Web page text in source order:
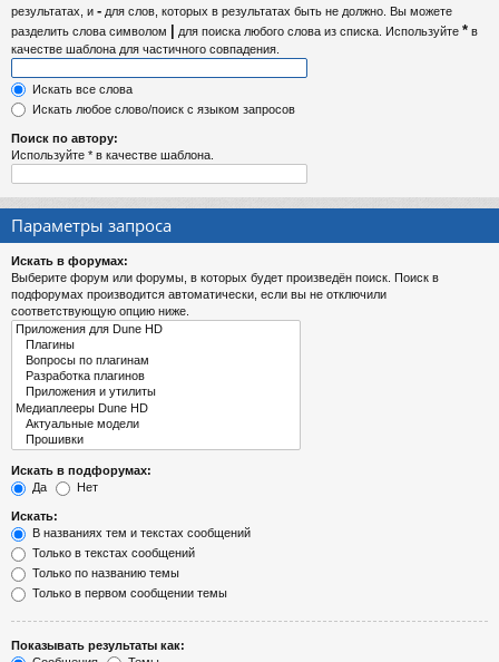
результатах, и - для слов, которых в результатах быть не должно. Вы можете
разделить слова символом | для поиска любого слова из списка. Используйте * в
качестве шаблона для частичного совпадения.
Искать все слова
Искать любое слово/поиск с языком запросов
Поиск по автору:
Используйте * в качестве шаблона.
Параметры запроса
Искать в форумах:
Выберите форум или форумы, в которых будет произведён поиск. Поиск в
подфорумах производится автоматически, если вы не отключили
соответствующую опцию ниже.
Искать в подфорумах:
Да
Нет
Искать:
В названиях тем и текстах сообщений
Только в текстах сообщений
Только по названию темы
Только в первом сообщении темы
Показывать результаты как: